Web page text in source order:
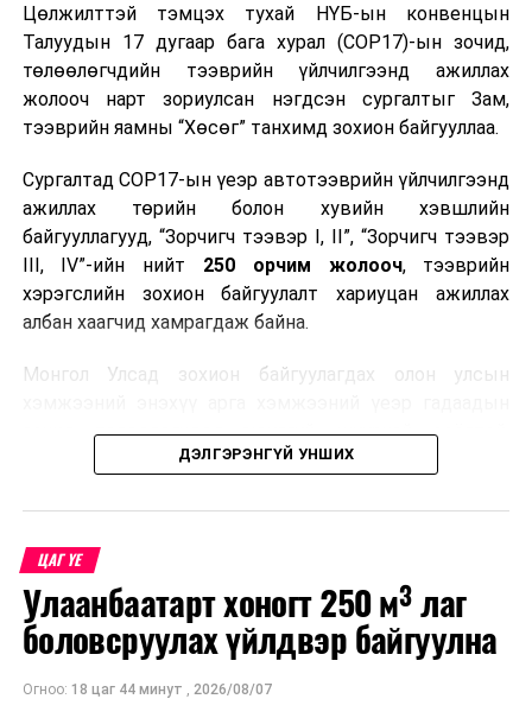
Тив, дэлхийн аваргын тэмцээнд амжилт үзүүлсэн
тамирчдын мөнгөн урамшууллыг олгохоор боллоо
Цөлжилттэй тэмцэх тухай НҮБ-ын конвенцын
Талуудын 17 дугаар бага хурал (COP17)-ын зочид,
төлөөлөгчдийн тээврийн үйлчилгээнд ажиллах
жолооч нарт зориулсан нэгдсэн сургалтыг Зам,
тээврийн яамны “Хөсөг” танхимд зохион байгууллаа.
Сургалтад COP17-ын үеэр автотээврийн үйлчилгээнд
ажиллах төрийн болон хувийн хэвшлийн
байгууллагууд, “Зорчигч тээвэр I, II”, “Зорчигч тээвэр
III, IV”-ийн нийт 250 орчим жолооч, тээврийн
хэрэгслийн зохион байгуулалт хариуцан ажиллах
албан хаагчид хамрагдаж байна.
Монгол Улсад зохион байгуулагдах олон улсын
зочид, төлөөлөгчдөд аюулгүй, шуурхай, соёлтой,
мэргэжлийн түвшинд тээврийн үйлчилгээ үзүүлэх
зохион байгуулалтын онцлог, зочид, төлөөлөгчдийн
ангилал, үйлчилгээний стандарт, жолооч нарын үүрэг
хариуцлага, сахилга бат, үйлчилгээний соёл, ёс зүй,
мэргэжлийн харилцааны талаар нэгдсэн мэдээлэл
өгчээ.
ДЭЛГЭРЭНГҮЙ УНШИХ
ЦАГ ҮЕ
Улаанбаатарт хоногт 250 м³ лаг
боловсруулах үйлдвэр байгуулна
Огноо: 18 цаг 44 минут , 2026/08/07